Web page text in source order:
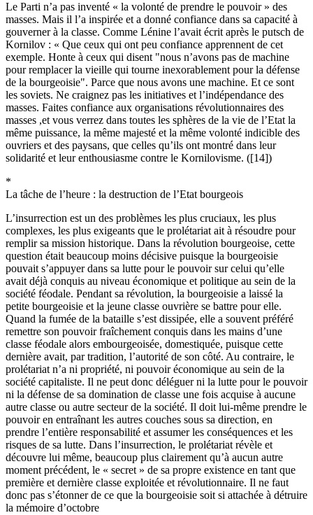
Le Parti n’a pas inventé « la volonté de prendre le pouvoir » des
masses. Mais il l’a inspirée et a donné confiance dans sa capacité à
gouverner à la classe. Comme Lénine l’avait écrit après le putsch de
Kornilov : « Que ceux qui ont peu confiance apprennent de cet
exemple. Honte à ceux qui disent "nous n’avons pas de machine
pour remplacer la vieille qui tourne inexorablement pour la défense
de la bourgeoisie". Parce que nous avons une machine. Et ce sont
les soviets. Ne craignez pas les initiatives et l’indépendance des
masses. Faites confiance aux organisations révolutionnaires des
masses ,et vous verrez dans toutes les sphères de la vie de l’Etat la
même puissance, la même majesté et la même volonté indicible des
ouvriers et des paysans, que celles qu’ils ont montré dans leur
solidarité et leur enthousiasme contre le Kornilovisme. ([14])
*
La tâche de l’heure : la destruction de l’Etat bourgeois
L’insurrection est un des problèmes les plus cruciaux, les plus
complexes, les plus exigeants que le prolétariat ait à résoudre pour
remplir sa mission historique. Dans la révolution bourgeoise, cette
question était beaucoup moins décisive puisque la bourgeoisie
pouvait s’appuyer dans sa lutte pour le pouvoir sur celui qu’elle
avait déjà conquis au niveau économique et politique au sein de la
société féodale. Pendant sa révolution, la bourgeoisie a laissé la
petite bourgeoisie et la jeune classe ouvrière se battre pour elle.
Quand la fumée de la bataille s’est dissipée, elle a souvent préféré
remettre son pouvoir fraîchement conquis dans les mains d’une
classe féodale alors embourgeoisée, domestiquée, puisque cette
dernière avait, par tradition, l’autorité de son côté. Au contraire, le
prolétariat n’a ni propriété, ni pouvoir économique au sein de la
société capitaliste. Il ne peut donc déléguer ni la lutte pour le pouvoir
ni la défense de sa domination de classe une fois acquise à aucune
autre classe ou autre secteur de la société. Il doit lui-même prendre le
pouvoir en entraînant les autres couches sous sa direction, en
prendre l’entière responsabilité et assumer les conséquences et les
risques de sa lutte. Dans l’insurrection, le prolétariat révèle et
découvre lui même, beaucoup plus clairement qu’à aucun autre
moment précédent, le « secret » de sa propre existence en tant que
première et dernière classe exploitée et révolutionnaire. Il ne faut
donc pas s’étonner de ce que la bourgeoisie soit si attachée à détruire
la mémoire d’octobre